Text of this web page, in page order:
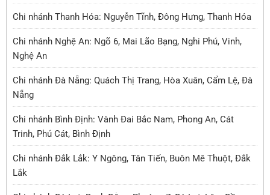
Chi nhánh Thanh Hóa: Nguyễn Tĩnh, Đông Hưng, Thanh Hóa
Chi nhánh Nghệ An: Ngõ 6, Mai Lão Bạng, Nghi Phú, Vinh,
Nghệ An
Chi nhánh Đà Nẵng: Quách Thị Trang, Hòa Xuân, Cẩm Lệ, Đà
Nẵng
Chi nhánh Bình Định: Vành Đai Bắc Nam, Phong An, Cát
Trinh, Phú Cát, Bình Định
Chi nhánh Đắk Lắk: Y Ngông, Tân Tiến, Buôn Mê Thuột, Đắk
Lắk